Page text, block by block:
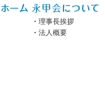
・ 理事長挨拶
・ 法人概要